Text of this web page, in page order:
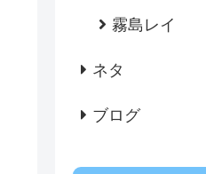
霧島レイ
ネタ
ブログ